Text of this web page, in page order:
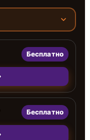
Бесплатно
Бесплатно